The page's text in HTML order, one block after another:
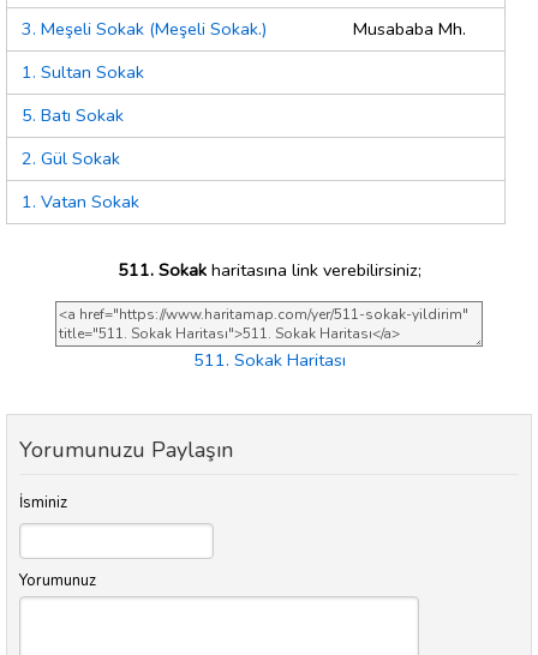
3. Meşeli Sokak (Meşeli Sokak.)
Musababa Mh.
1. Sultan Sokak
5. Batı Sokak
2. Gül Sokak
1. Vatan Sokak
511. Sokakharitasına link verebilirsiniz;
511. Sokak Haritası
Yorumunuzu Paylaşın
İsminiz
Yorumunuz